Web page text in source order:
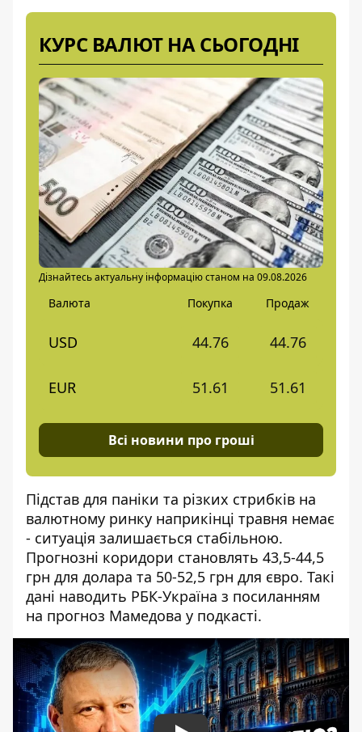
КУРС ВАЛЮТ НА СЬОГОДНІ
Дізнайтесь актуальну інформацію станом на 09.08.2026
Валюта Покупка Продаж
USD 44.76 44.76
EUR 51.61 51.61
Всі новини про гроші
Підстав для паніки та різких стрибків на
валютному ринку наприкінці травня немає
- ситуація залишається стабільною.
Прогнозні коридори становлять 43,5-44,5
грн для долара та 50-52,5 грн для євро. Такі
дані наводить РБК-Україна з посиланням
на прогноз Мамедова у подкасті.